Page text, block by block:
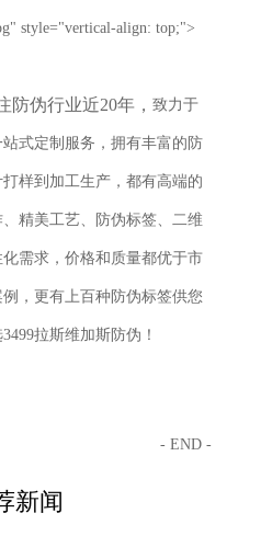
style="vertical-align: top;">
防伪行业近20年， 致力于
式定制服务，拥有丰富的防
样到加工生产，都有高端的
精美工艺、防伪标签、二维
需求，价格和质量都优于市
，更有上百种防伪标签供您
拉斯维加斯防伪！
- END -
新闻